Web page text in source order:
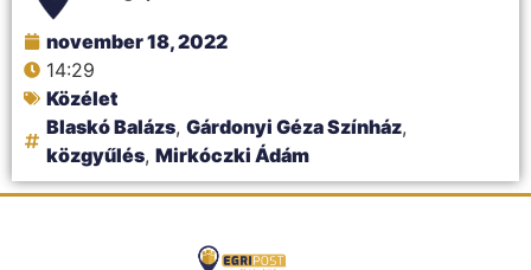
november 18, 2022
14:29
Közélet
Blaskó Balázs, Gárdonyi Géza Színház,
közgyűlés, Mirkóczki Ádám